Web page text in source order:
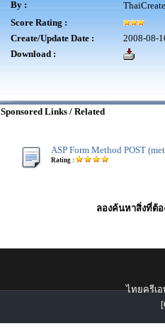
By :
Score Rating :
Create/Update Date :
2008-08-
Download :
Sponsored Links / Related
ASP Form Method POST
Rating :
ลองค้นหาสิ่งที่ต้อ
ไทยครีเอ
[